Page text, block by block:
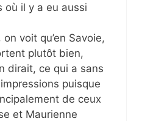
où il y a eu aussi
voit qu’en Savoie,
plutôt bien,
dirait, ce qui a sans
puisque
de ceux
et Maurienne